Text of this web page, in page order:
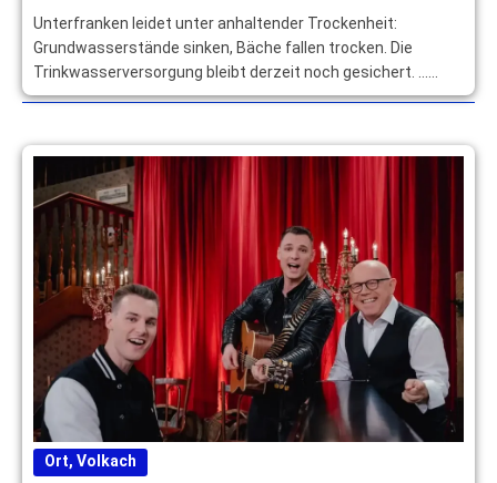
Unterfranken leidet unter anhaltender Trockenheit:
Grundwasserstände sinken, Bäche fallen trocken. Die
Trinkwasserversorgung bleibt derzeit noch gesichert. …
mehr
Ort, Volkach